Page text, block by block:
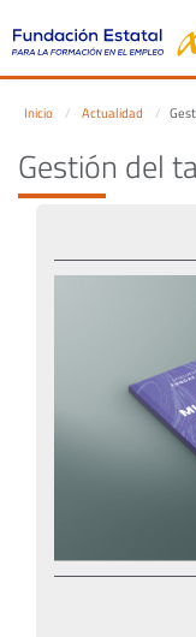
Inicio Actualidad
Gestión del